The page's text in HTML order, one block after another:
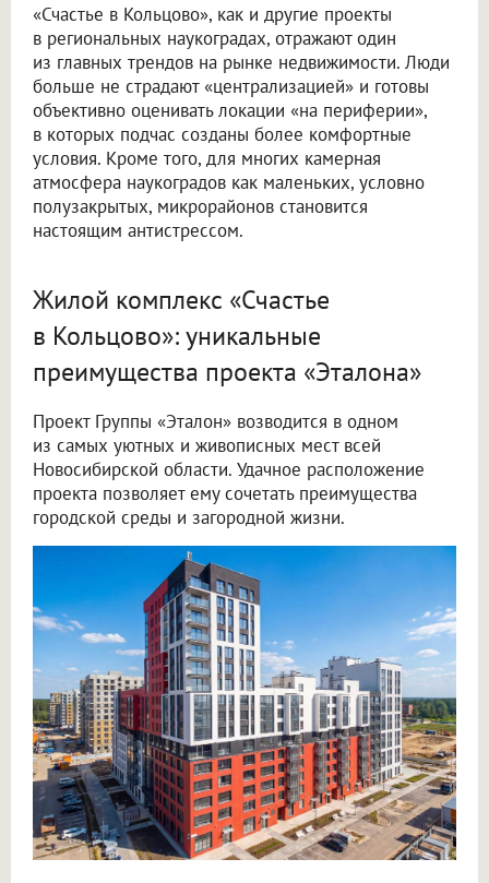
«Счастье в Кольцово», как и другие проекты
в региональных наукоградах, отражают один
из главных трендов на рынке недвижимости. Люди
больше не страдают «централизацией» и готовы
объективно оценивать локации «на периферии»,
в которых подчас созданы более комфортные
условия. Кроме того, для многих камерная
атмосфера наукоградов как маленьких, условно
полузакрытых, микрорайонов становится
настоящим антистрессом.
Жилой комплекс «Счастье
в Кольцово»: уникальные
преимущества проекта «Эталона»
Проект Группы «Эталон» возводится в одном
из самых уютных и живописных мест всей
Новосибирской области. Удачное расположение
проекта позволяет ему сочетать преимущества
городской среды и загородной жизни.